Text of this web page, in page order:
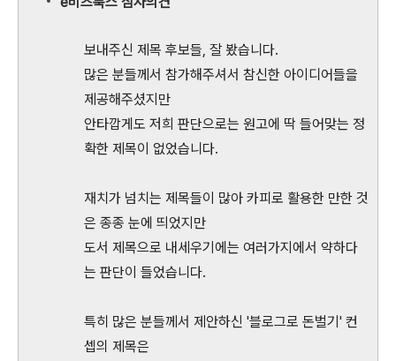
보내주신 제목 후보들, 잘 봤습니다.
많은 분들께서 참가해주셔서 참신한 아이디어들을
제공해주셨지만
안타깝게도 저희 판단으로는 원고에 딱 들어맞는 정
확한 제목이 없었습니다.
재치가 넘치는 제목들이 많아 카피로 활용한 만한 것
은 종종 눈에 띄었지만
도서 제목으로 내세우기에는 여러가지에서 약하다
는 판단이 들었습니다.
특히 많은 분들께서 제안하신 '블로그로 돈벌기' 컨
셉의 제목은